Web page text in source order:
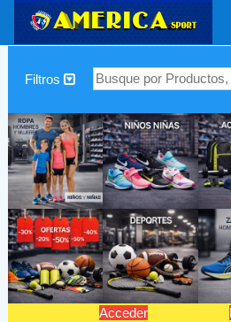
Filtros
Acceder